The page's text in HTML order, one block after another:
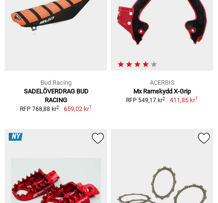
Bud Racing
SADELÖVERDRAG BUD
RACING
RFP 768,88 kr2 659,02 kr1
ACERBIS
Mx Ramskydd X-Grip
RFP 549,17 kr2 411,85 kr1
NY